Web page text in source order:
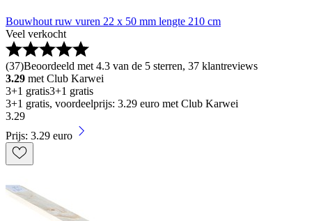
Bouwhout ruw vuren 22 x 50 mm lengte 210 cm
Veel verkocht
(37)Beoordeeld met 4.3 van de 5 sterren, 37 klantreviews
3.29 met Club Karwei
3+1 gratis3+1 gratis
3+1 gratis, voordeelprijs: 3.29 euro met Club Karwei
3.29
Prijs: 3.29 euro